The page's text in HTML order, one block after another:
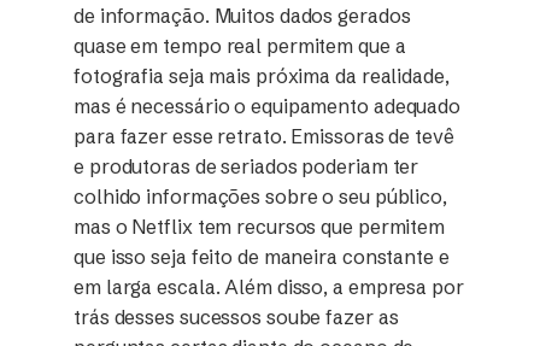
de informação. Muitos dados gerados
quase em tempo real permitem que a
fotografia seja mais próxima da realidade,
mas é necessário o equipamento adequado
para fazer esse retrato. Emissoras de tevê
e produtoras de seriados poderiam ter
colhido informações sobre o seu público,
mas o Netflix tem recursos que permitem
que isso seja feito de maneira constante e
em larga escala. Além disso, a empresa por
trás desses sucessos soube fazer as